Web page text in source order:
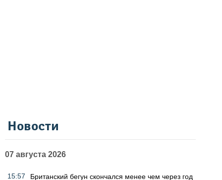
Новости
07 августа 2026
15:57 Британский бегун скончался менее чем через год